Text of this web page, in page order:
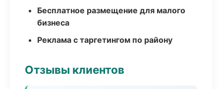
Бесплатное размещение для малого
бизнеса
Реклама с таргетингом по району
Отзывы клиентов